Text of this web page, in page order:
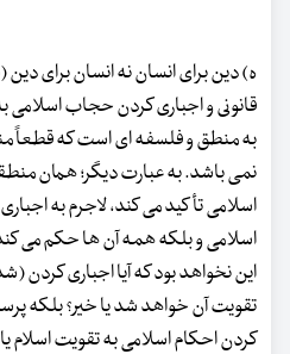
ه) دین برای انسان نه انسان برای دین
قانونی و اجباری کردن حجاب اسلامی
به منطق و فلسفه ای است که قطعاً
نمی باشد. به عبارت دیگر؛ همان
اسلامی تأکید می کند، لاجرم به
اسلامی و بلکه همه آن ها حکم می
این نخواهد بود که آیا اجباری
تقویت آن خواهد شد یا خیر؟ بلکه
کردن احکام اسلامی به تقویت